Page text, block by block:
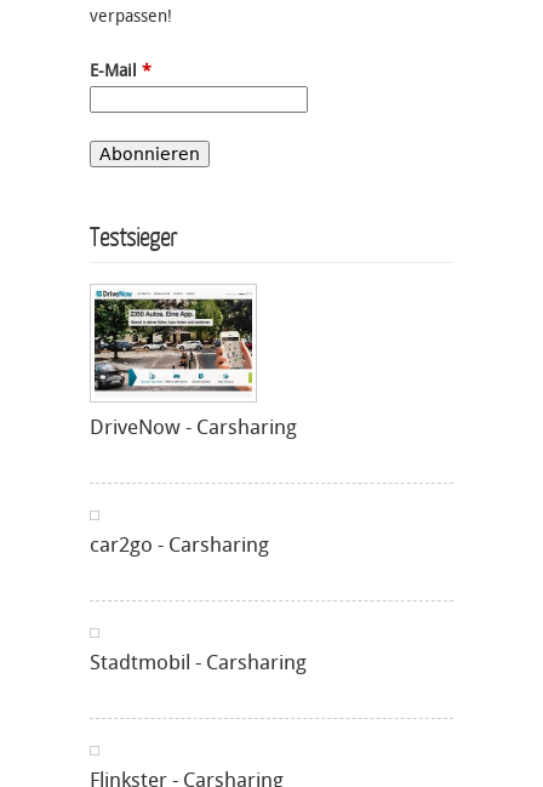
verpassen!
E-Mail *
Testsieger
DriveNow - Carsharing
car2go - Carsharing
Stadtmobil - Carsharing
Flinkster - Carsharing